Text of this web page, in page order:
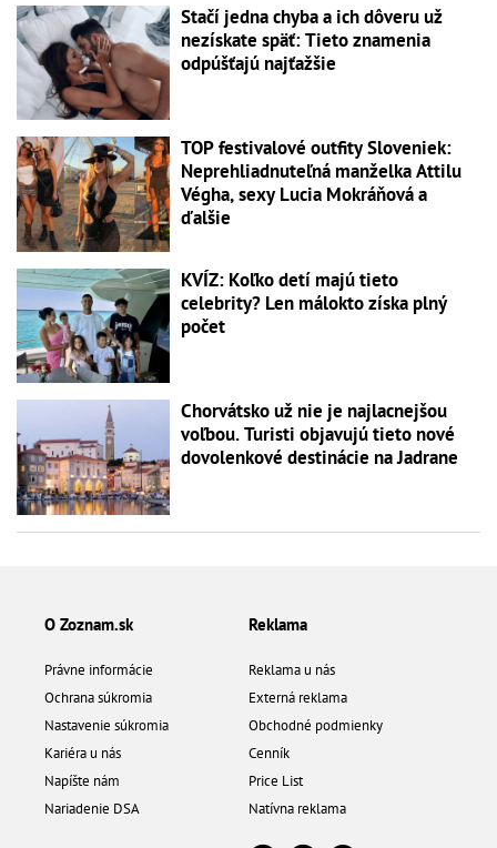
Stačí jedna chyba a ich dôveru už
nezískate späť: Tieto znamenia
odpúšťajú najťažšie
TOP festivalové outfity Sloveniek:
Neprehliadnuteľná manželka Attilu
Végha, sexy Lucia Mokráňová a
ďalšie
KVÍZ: Koľko detí majú tieto
celebrity? Len málokto získa plný
počet
Chorvátsko už nie je najlacnejšou
voľbou. Turisti objavujú tieto nové
dovolenkové destinácie na Jadrane
O Zoznam.sk
Právne informácie
Ochrana súkromia
Nastavenie súkromia
Kariéra u nás
Napíšte nám
Nariadenie DSA
Reklama
Reklama u nás
Externá reklama
Obchodné podmienky
Cenník
Price List
Natívna reklama